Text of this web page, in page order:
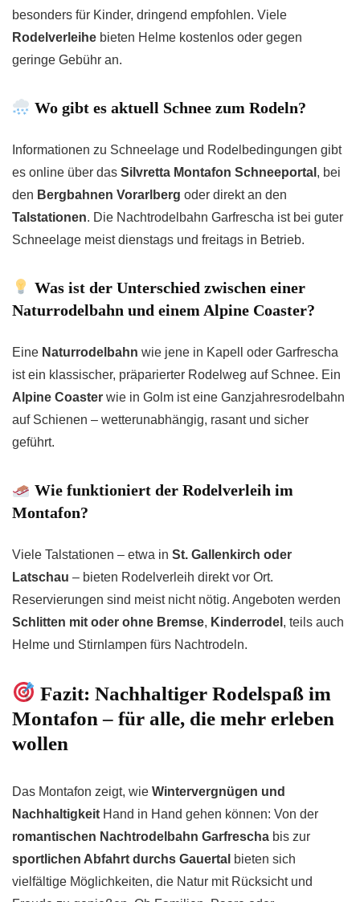
besonders für Kinder, dringend empfohlen. Viele
Rodelverleihe bieten Helme kostenlos oder gegen
geringe Gebühr an.
Wo gibt es aktuell Schnee zum Rodeln?
Informationen zu Schneelage und Rodelbedingungen gibt
es online über das Silvretta Montafon Schneeportal , bei
den Bergbahnen Vorarlberg oder direkt an den
Talstationen. Die Nachtrodelbahn Garfrescha ist bei guter
Schneelage meist dienstags und freitags in Betrieb.
Was ist der Unterschied zwischen einer
Naturrodelbahn und einem Alpine Coaster?
Eine Naturrodelbahn wie jene in Kapell oder Garfrescha
ist ein klassischer, präparierter Rodelweg auf Schnee. Ein
Alpine Coaster wie in Golm ist eine Ganzjahresrodelbahn
auf Schienen – wetterunabhängig, rasant und sicher
geführt.
Wie funktioniert der Rodelverleih im
Montafon?
Viele Talstationen – etwa in St. Gallenkirch oder
Latschau – bieten Rodelverleih direkt vor Ort.
Reservierungen sind meist nicht nötig. Angeboten werden
Schlitten mit oder ohne Bremse, Kinderrodel , teils auch
Helme und Stirnlampen fürs Nachtrodeln.
Fazit: Nachhaltiger Rodelspaß im
Montafon – für alle, die mehr erleben
wollen
Das Montafon zeigt, wie Wintervergnügen und
Nachhaltigkeit Hand in Hand gehen können: Von der
romantischen Nachtrodelbahn Garfrescha bis zur
sportlichen Abfahrt durchs Gauertal bieten sich
vielfältige Möglichkeiten, die Natur mit Rücksicht und